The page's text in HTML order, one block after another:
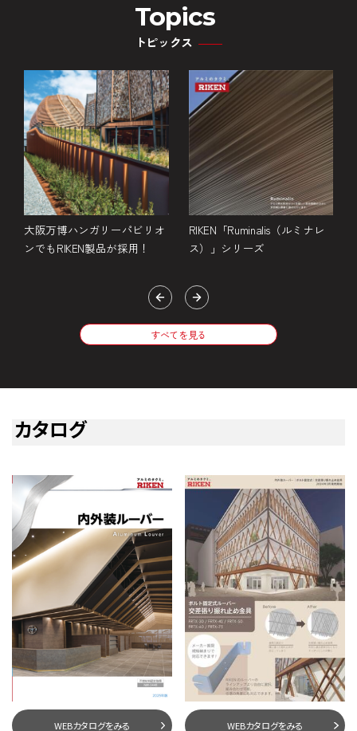
Topics
トピックス
大阪万博ハンガリーパビリオ
ンでもRIKEN製品が採用！
RIKEN「Ruminalis（ルミナレ
ス）」シリーズ
すべてを見る
カタログ
WEBカタログをみる WEBカタログをみる